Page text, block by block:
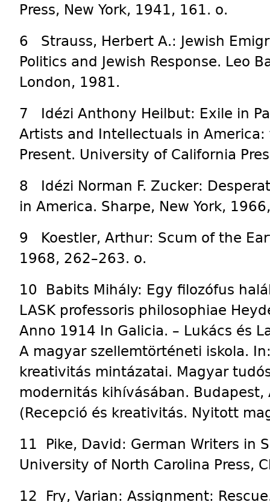
Press, New York, 1941, 161. o.
6 Strauss, Herbert A.: Jewish
Politics and Jewish Response. Leo
London, 1981.
7 Idézi Anthony Heilbut: Exile in
Artists and Intellectuals in
Present. University of California
8 Idézi Norman F. Zucker:
in America. Sharpe, New York,
9 Koestler, Arthur: Scum of the
1968, 262–263. o.
10 Babits Mihály: Egy filozófus
LASK professoris philosophiae
Anno 1914 In Galicia. – Lukács és
A magyar szellemtörténeti iskola.
kreativitás mintázatai. Magyar
modernitás kihívásában.
(Recepció és kreativitás. Nyitott
11 Pike, David: German Writers in
University of North Carolina Press,
12 Fry, Varian: Assignment: